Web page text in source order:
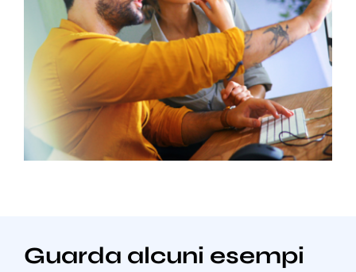
Guarda alcuni esempi